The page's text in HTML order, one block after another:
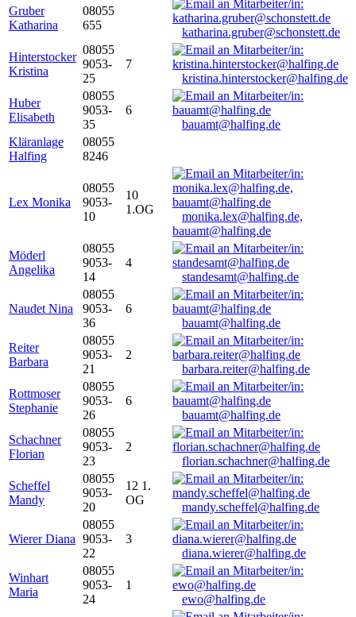
Gruber
Katharina
08055
655
katharina.gruber@schonstett.de
Hinterstocker
Kristina
08055
9053-
25
7
kristina.hinterstocker@halfing.de
Huber
Elisabeth
08055
9053-
35
6
bauamt@halfing.de
Kläranlage
Halfing
08055
8246
Lex Monika
08055
9053-
10
10
1.OG
monika.lex@halfing.de,
bauamt@halfing.de
Möderl
Angelika
08055
9053-
14
4
standesamt@halfing.de
Naudet Nina
08055
9053-
36
6
bauamt@halfing.de
Reiter
Barbara
08055
9053-
21
2
barbara.reiter@halfing.de
Rottmoser
Stephanie
08055
9053-
26
6
bauamt@halfing.de
Schachner
Florian
08055
9053-
23
2
florian.schachner@halfing.de
Scheffel
Mandy
08055
9053-
20
12 1.
OG
mandy.scheffel@halfing.de
Wierer Diana
08055
9053-
22
3
diana.wierer@halfing.de
Winhart
Maria
08055
9053-
24
1
ewo@halfing.de